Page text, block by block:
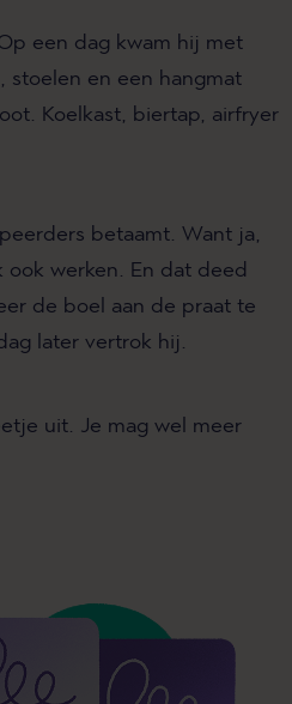
een dag kwam hij met
stoelen en een hangmat
Koelkast, biertap, airfryer
betaamt. Want ja,
werken. En dat deed
de boel aan de praat te
later vertrok hij.
uit. Je mag wel meer